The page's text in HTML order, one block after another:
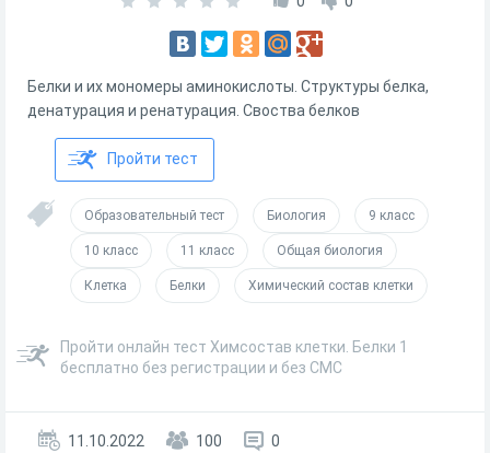
Белки и их мономеры аминокислоты. Структуры белка,
денатурация и ренатурация. Своства белков
Пройти тест
Образовательный тест Биология 9 класс
10 класс 11 класс Общая биология
Клетка Белки Химический состав клетки
Пройти онлайн тест Химсостав клетки. Белки 1
бесплатно без регистрации и без СМС
11.10.2022 100 0